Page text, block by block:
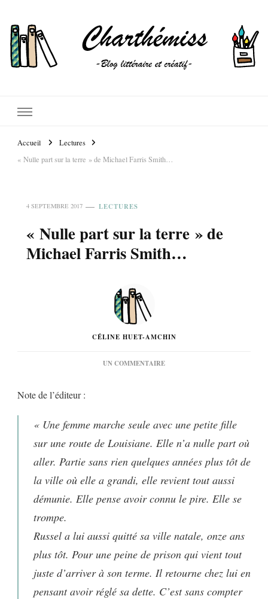
Accueil
Lectures
« Nulle part sur la terre » de Michael Farris Smith…
4 SEPTEMBRE 2017 LECTURES
« Nulle part sur la terre » de
Michael Farris Smith…
CÉLINE HUET-AMCHIN
UN COMMENTAIRESUR
DE
MICHAEL
FARRIS
SMITH…
Note de l’éditeur :
« Une femme marche seule avec une petite fille
sur une route de Louisiane. Elle n’a nulle part où
aller. Partie sans rien quelques années plus tôt de
la ville où elle a grandi, elle revient tout aussi
démunie. Elle pense avoir connu le pire. Elle se
trompe.
Russel a lui aussi quitté sa ville natale, onze ans
plus tôt. Pour une peine de prison qui vient tout
juste d’arriver à son terme. Il retourne chez lui en
pensant avoir réglé sa dette. C’est sans compter